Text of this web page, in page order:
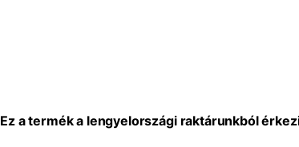
Ez a termék a lengyelországi raktárunkból